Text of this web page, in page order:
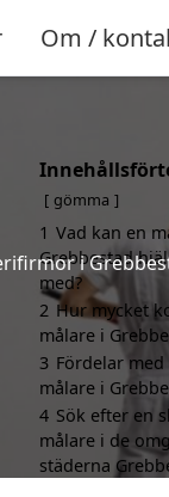
Om /
i
gömma
1 Vad kan en
Grebbestad
med?
2 Hur mycket
målare i
3 Fördelar
målare i
4 Sök efter en
målare i de
städerna